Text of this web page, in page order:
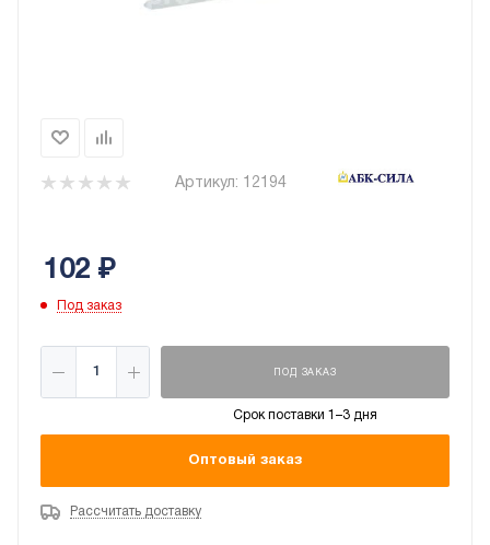
Артикул: 12194
102 ₽
Под заказ
ПОД ЗАКАЗ
Срок поставки 1–3 дня
Оптовый заказ
Рассчитать доставку